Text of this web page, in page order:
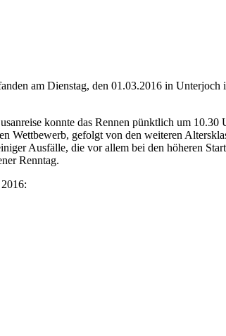
am Dienstag, den 01.03.2016 in
konnte das Rennen pünktlich um
Wettbewerb, gefolgt von den weiteren
Ausfälle, die vor allem bei den höheren
Renntag.